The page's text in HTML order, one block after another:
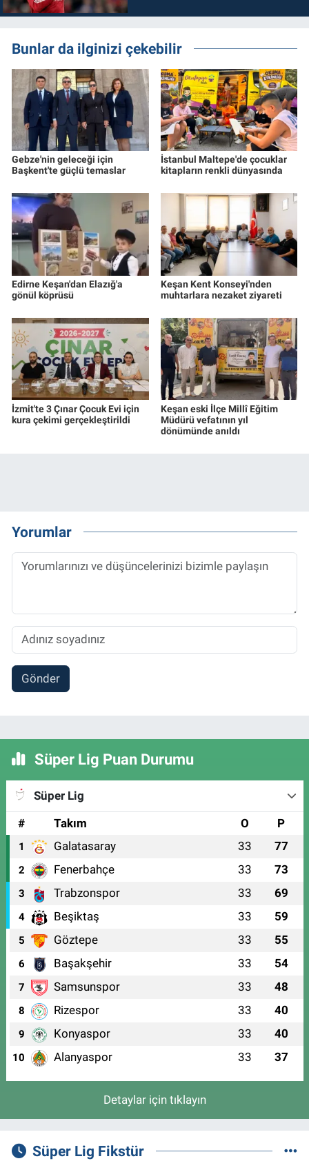
Bunlar da ilginizi çekebilir
Gebze'nin geleceği için
Başkent'te güçlü temaslar
İstanbul Maltepe'de çocuklar
kitapların renkli dünyasında
Edirne Keşan'dan Elazığ'a
gönül köprüsü
Keşan Kent Konseyi'nden
muhtarlara nezaket ziyareti
İzmit'te 3 Çınar Çocuk Evi için
kura çekimi gerçekleştirildi
Keşan eski İlçe Millî Eğitim
Müdürü vefatının yıl
dönümünde anıldı
Yorumlar
Gönder
Süper Lig Puan Durumu
Süper Lig
#
Takım O P
1 Galatasaray 33 77
2 Fenerbahçe 33 73
3 Trabzonspor 33 69
4 Beşiktaş 33 59
5 Göztepe 33 55
6 Başakşehir 33 54
7 Samsunspor 33 48
8 Rizespor 33 40
9 Konyaspor 33 40
10 Alanyaspor 33 37
Detaylar için tıklayın
Süper Lig Fikstür